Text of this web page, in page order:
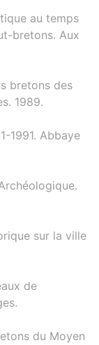
au temps
bretons. Aux
bretons des
1989.
1991. Abbaye
sur la ville
de
du Moyen